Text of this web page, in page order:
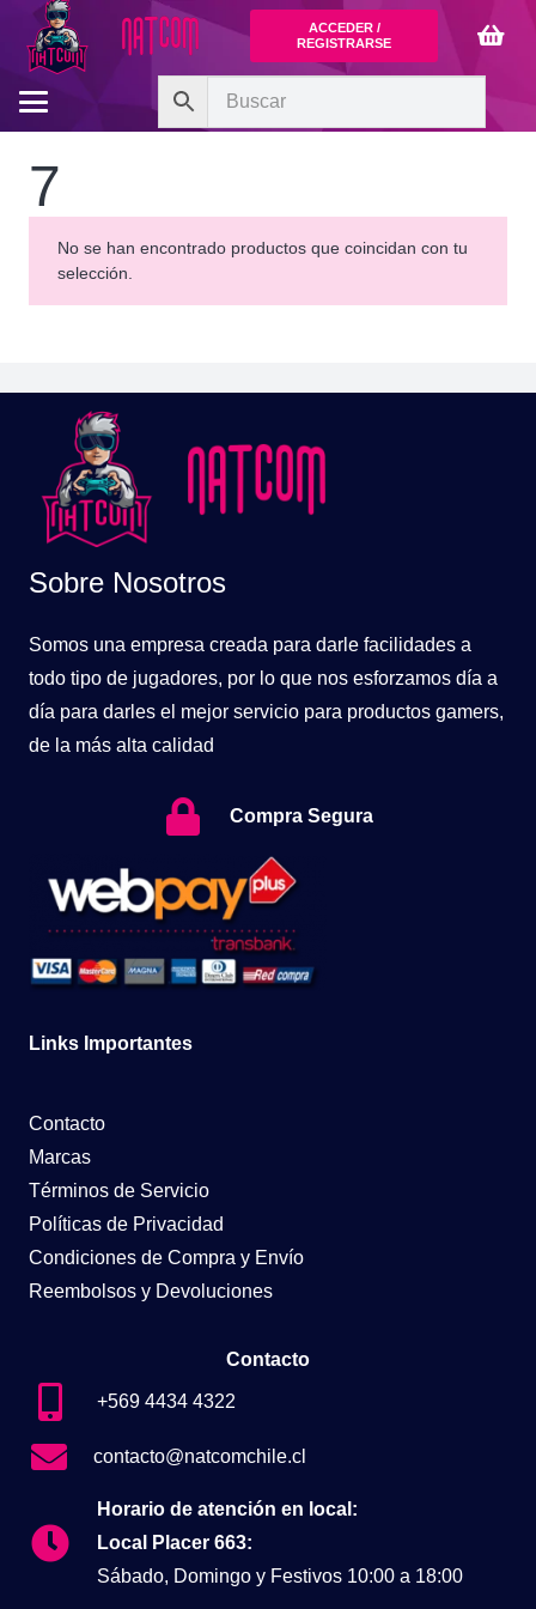
ACCEDER /
REGISTRARSE
7
No se han encontrado productos que coincidan con tu
selección.
Sobre Nosotros
Somos una empresa creada para darle facilidades a
todo tipo de jugadores, por lo que nos esforzamos día a
día para darles el mejor servicio para productos gamers,
de la más alta calidad
Compra Segura
Links Importantes
Contacto
Marcas
Términos de Servicio
Políticas de Privacidad
Condiciones de Compra y Envío
Reembolsos y Devoluciones
Contacto
+569 4434 4322
contacto@natcomchile.cl
Horario de atención en local:
Local Placer 663:
Sábado, Domingo y Festivos 10:00 a 18:00